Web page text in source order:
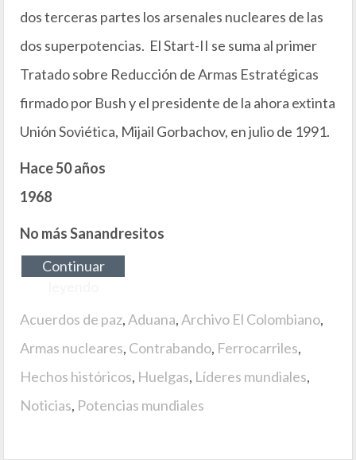
dos terceras partes los arsenales nucleares de las
dos superpotencias. El Start-II se suma al primer
Tratado sobre Reducción de Armas Estratégicas
firmado por Bush y el presidente de la ahora extinta
Unión Soviética, Mijail Gorbachov, en julio de 1991.
Hace 50 años
1968
No más Sanandresitos
Continuar
Acuerdos de paz,Aduana,Archivo El Colombiano,
Armas nucleares, Contrabando, Ferrocarriles,
Hechos históricos, Huelgas, Líderes mundiales,
Noticias, Potencias mundiales